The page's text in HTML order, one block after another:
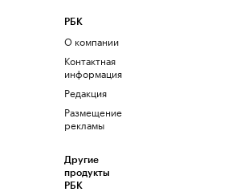
РБК
О компании
Контактная
информация
Редакция
Размещение
рекламы
Другие
продукты
РБК